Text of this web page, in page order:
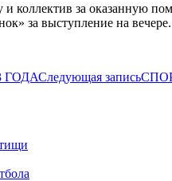
за оказанную
за выступление на
ГОДАСледующая запись